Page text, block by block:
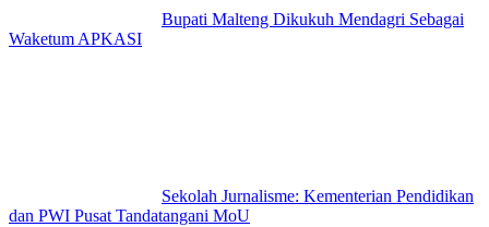
Bupati Malteng Dikukuh Mendagri Sebagai
Waketum APKASI
Sekolah Jurnalisme: Kementerian Pendidikan
dan PWI Pusat Tandatangani MoU